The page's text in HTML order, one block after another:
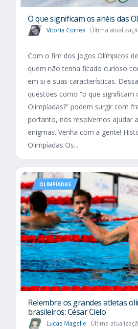
O que significam os anéis das
Vitoria Correa Última
Com o fim dos Jogos Olímpicos
quem não tenha ficado curioso
em si e suas características.
questões como “o que significam
Olimpíadas?” podem surgir com
portanto, nós resolvemos ajudar
enigmas. Venha com a gente!
Olimpíadas Os...
OLIMPÍADAS
Relembre os grandes atletas
brasileiros: César Cielo
Lucas Magelle Última